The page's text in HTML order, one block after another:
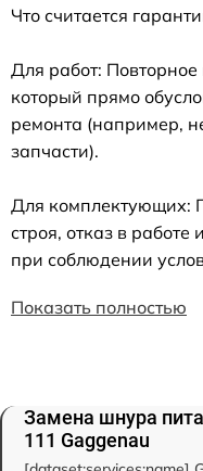
Что считается
Для работ:
который прямо
ремонта (например,
запчасти).
Для комплектующих:
строя, отказ в
при соблюдении
Показать полностью
Замена шнура
111 Gaggenau